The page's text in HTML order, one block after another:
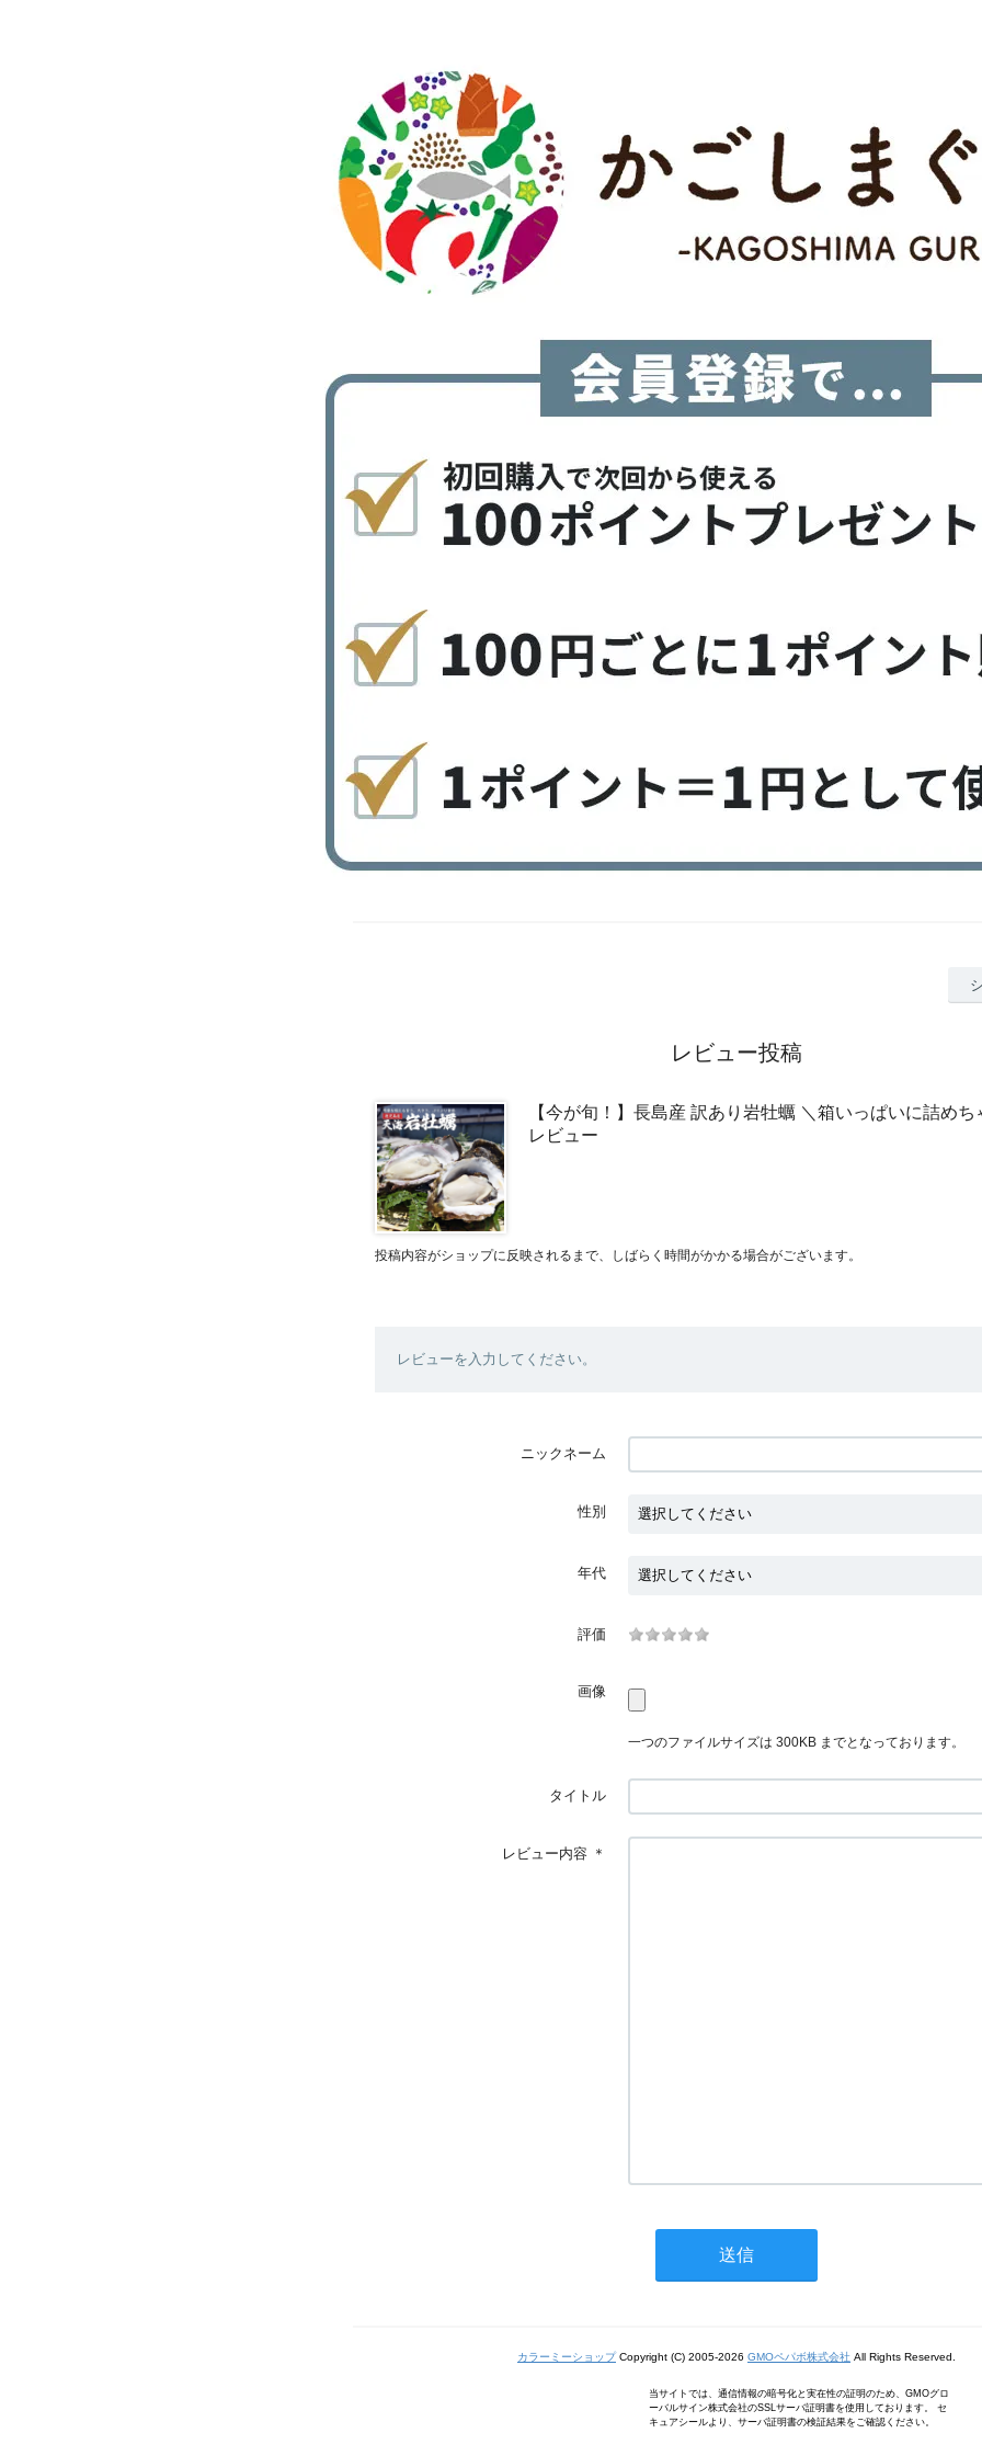
レビュー投稿
【今が旬！】長島産 訳あり岩牡蠣 ＼箱いっぱいに詰め
レビュー
投稿内容がショップに反映されるまで、しばらく時間がかかる場合がございます。
レビューを入力してください。
ニックネーム
性別
年代
評価
画像
一つのファイルサイズは 300KB までとなっております。
タイトル
レビュー内容 ＊
カラーミーショップCopyright (C) 2005-2026 GMOペパボ株式会社 All Rights Reserved.
当サイトでは、通信情報の暗号化と実在性の証明のため、GMOグロ
ーバルサイン株式会社のSSLサーバ証明書を使用しております。 セ
キュアシールより、サーバ証明書の検証結果をご確認ください。